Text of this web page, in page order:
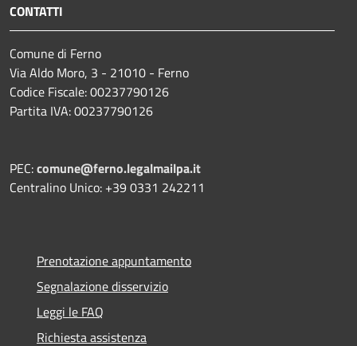
CONTATTI
Comune di Ferno
Via Aldo Moro, 3 - 21010 - Ferno
Codice Fiscale: 00237790126
Partita IVA: 00237790126
PEC:comune@ferno.legalmailpa.it
Centralino Unico: +39 0331 242211
Prenotazione appuntamento
Segnalazione disservizio
Leggi le FAQ
Richiesta assistenza